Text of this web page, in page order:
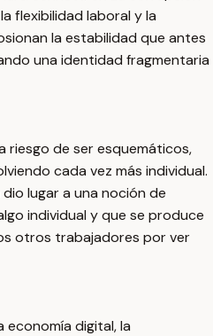
flexibilidad laboral y la
la estabilidad que antes
una identidad fragmentaria
riesgo de ser esquemáticos,
cada vez más individual.
lugar a una noción de
individual y que se produce
otros trabajadores por ver
economía digital, la